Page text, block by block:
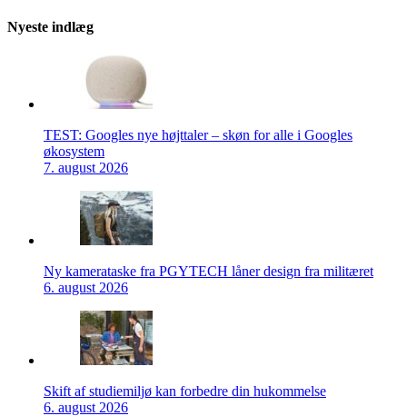
Nyeste indlæg
TEST: Googles nye højttaler – skøn for alle i Googles
økosystem
7. august 2026
Ny kamerataske fra PGYTECH låner design fra militæret
6. august 2026
Skift af studiemiljø kan forbedre din hukommelse
6. august 2026